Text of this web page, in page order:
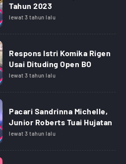
Tahun 2023
lewat 3 tahun lalu
Respons Istri Komika Rigen
Usai Dituding Open BO
lewat 3 tahun lalu
Pacari Sandrinna Michelle,
Junior Roberts Tuai Hujatan
lewat 3 tahun lalu